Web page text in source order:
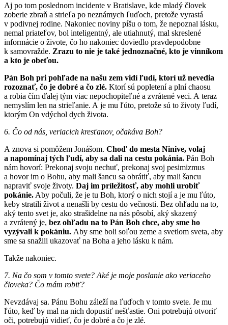
Aj po tom poslednom incidente v Bratislave, kde mladý človek
zoberie zbraň a strieľa po neznámych ľuďoch, pretože vyrastá
v podivnej rodine. Nakoniec noviny píšu o tom, že nepoznal lásku,
nemal priateľov, bol inteligentný, ale utiahnutý, mal skreslené
informácie o živote, čo ho nakoniec doviedlo pravdepodobne
k samovražde. Zrazu to nie je také jednoznačné, kto je vinníkom
a kto je obeťou.
Pán Boh pri pohľade na našu zem vidí ľudí, ktorí už nevedia
rozoznať, čo je dobré a čo zlé. Ktorí sú popletení a plní chaosu
a robia čím ďalej tým viac nepochopiteľné a zvrátené veci. A teraz
nemyslím len na strieľanie. A je mu ľúto, pretože sú to životy ľudí,
ktorým On vdýchol dych života.
6. Čo od nás, veriacich kresťanov, očakáva Boh?
A znova si pomôžem Jonášom. Choď do mesta Ninive, volaj
a napomínaj tých ľudí, aby sa dali na cestu pokánia. Pán Boh
nám hovorí: Prekonaj svoju nechuť, prekonaj svoj pesimizmus
a hovor im o Bohu, aby mali šancu sa obrátiť, aby mali šancu
napraviť svoje životy. Daj im príležitosť, aby mohli urobiť
pokánie. Aby počuli, že je tu Boh, ktorý o nich stojí a je mu ľúto,
keby stratili život a nenašli by cestu do večnosti. Bez ohľadu na to,
aký tento svet je, ako strašidelne na nás pôsobí, aký skazený
a zvrátený je, bez ohľadu na to Pán Boh chce, aby sme ho
vyzývali k pokániu. Aby sme boli soľou zeme a svetlom sveta, aby
sme sa snažili ukazovať na Boha a jeho lásku k nám.
Takže nakoniec.
7. Na čo som v tomto svete? Aké je moje poslanie ako veriaceho
človeka? Čo mám robiť?
Nevzdávaj sa. Pánu Bohu záleží na ľuďoch v tomto svete. Je mu
ľúto, keď by mal na nich dopustiť nešťastie. Oni potrebujú otvoriť
oči, potrebujú vidieť, čo je dobré a čo je zlé.